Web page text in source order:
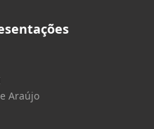
Araújo